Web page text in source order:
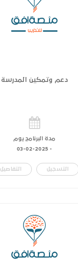
دعم وتمكين المدرسة
مدة البرنامج يوم
-
03-02-2025
التسجيل التفاصيل